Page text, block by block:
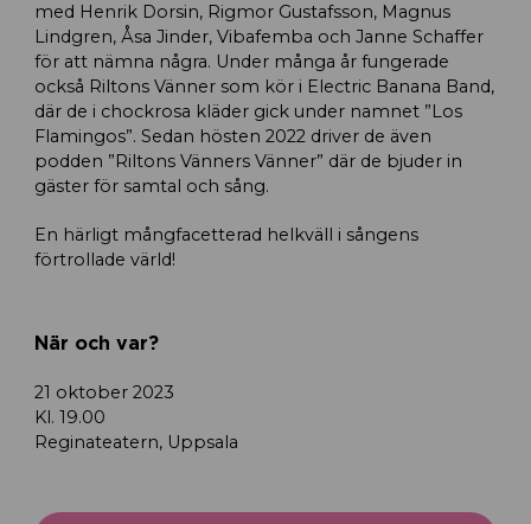
med Henrik Dorsin, Rigmor Gustafsson, Magnus
Lindgren, Åsa Jinder, Vibafemba och Janne Schaffer
för att nämna några. Under många år fungerade
också Riltons Vänner som kör i Electric Banana Band,
där de i chockrosa kläder gick under namnet ”Los
Flamingos”. Sedan hösten 2022 driver de även
podden ”Riltons Vänners Vänner” där de bjuder in
gäster för samtal och sång.
En härligt mångfacetterad helkväll i sångens
förtrollade värld!
När och var?
21 oktober 2023
Kl. 19.00
Reginateatern, Uppsala